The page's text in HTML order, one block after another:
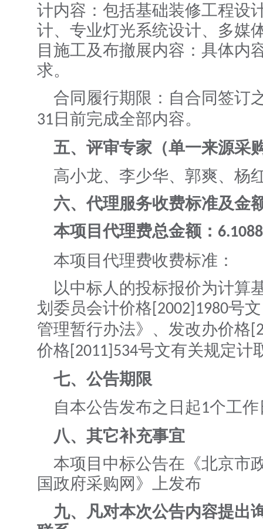
计内容：包括基础装修工程设
计、专业灯光系统设计、多媒
目施工及布撤展内容：具体内
求。
合同履行期限：自合同签订
31 日前完成全部内容。
五、评审专家（单一来源采
高小龙、李少华、郭爽、杨
六、代理服务收费标准及金
本项目代理费总金额： 6.1088
本项目代理费收费标准：
以中标人的投标报价为计算
划委员会计价格 [2002]1980号
管理暂行办法》、发改办价格
价格 [2011]534号文有关规定计
七、公告期限
自本公告发布之日起1个工作
八、其它补充事宜
本项目中标公告在《北京市
国政府采购网》上发布
九、凡对本次公告内容提出